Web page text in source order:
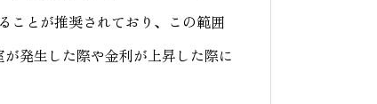
ことが推奨されており、この範囲
発生した際や金利が上昇した際に